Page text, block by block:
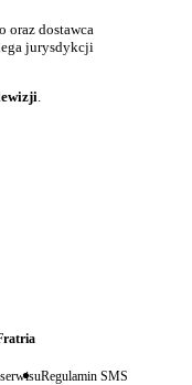
oraz dostawca
jurysdykcji
Regulamin SMS